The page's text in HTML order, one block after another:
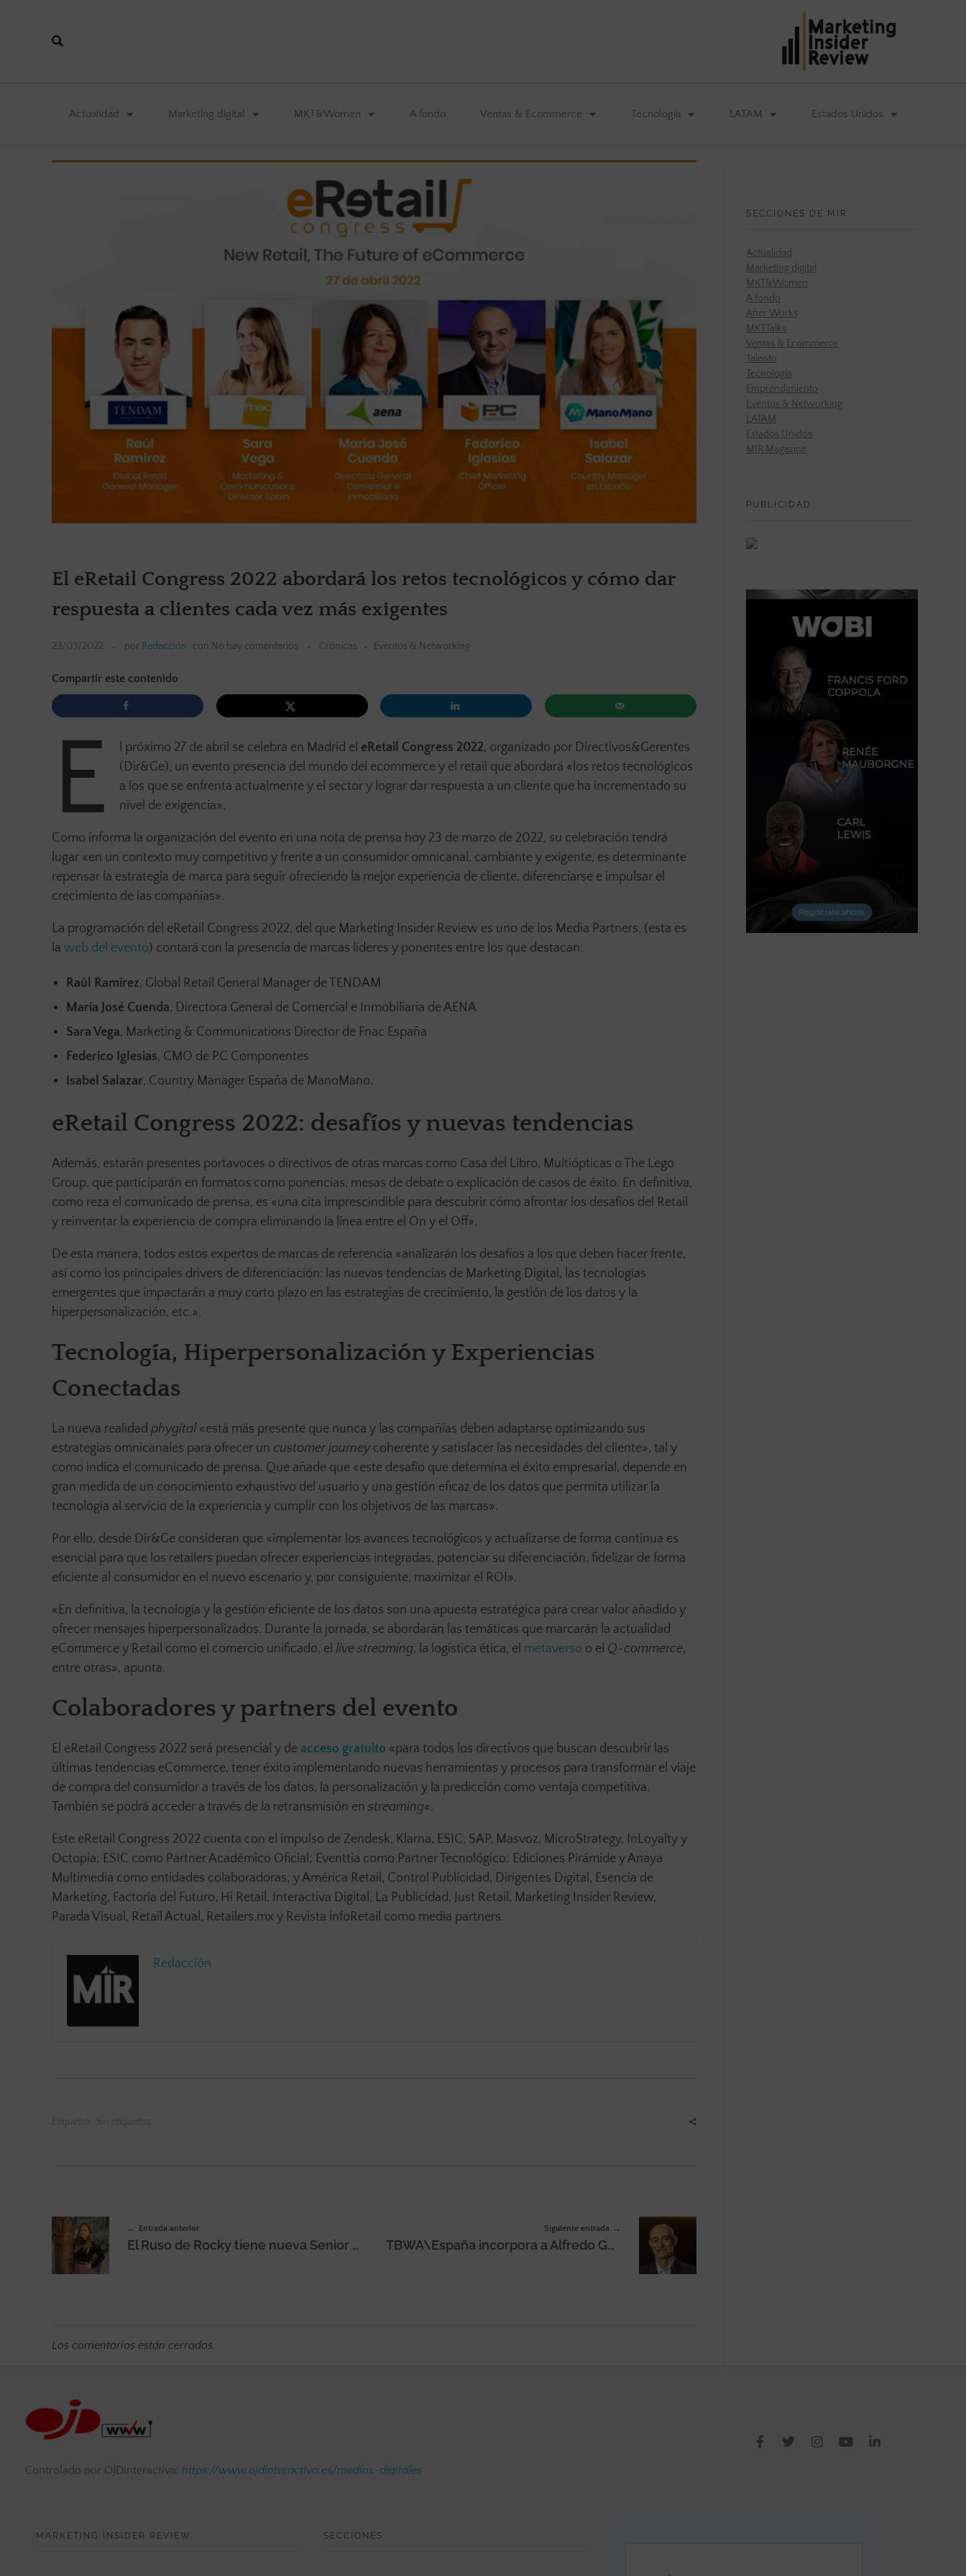
Actualidad Marketing digital MKT&Women A fondo Ventas & Ecommerce Tecnología LATAM Estados Unidos
El eRetail Congress 2022 abordará los retos tecnológicos y cómo dar
respuesta a clientes cada vez más exigentes
23/03/2022 por Redacción con No hay comentarios Crónicas Eventos & Networking
Compartir este contenido
E l próximo 27 de abril se celebra en Madrid el eRetail Congress 2022, organizado por Directivos&Gerentes
(Dir&Ge), un evento presencia del mundo del ecommerce y el retail que abordará «los retos tecnológicos
a los que se enfrenta actualmente y el sector y lograr dar respuesta a un cliente que ha incrementado su
nivel de exigencia».
Como informa la organización del evento en una nota de prensa hoy 23 de marzo de 2022, su celebración tendrá
lugar «en un contexto muy competitivo y frente a un consumidor omnicanal, cambiante y exigente, es determinante
repensar la estrategia de marca para seguir ofreciendo la mejor experiencia de cliente, diferenciarse e impulsar el
crecimiento de las compañías».
La programación del eRetail Congress 2022, del que Marketing Insider Review es uno de los Media Partners, (esta es
la web del evento) contará con la presencia de marcas líderes y ponentes entre los que destacan:
Raúl Ramírez, Global Retail General Manager de TENDAM
María José Cuenda, Directora General de Comercial e Inmobiliaria de AENA
Sara Vega, Marketing & Communications Director de Fnac España
Federico Iglesias, CMO de PC Componentes
Isabel Salazar, Country Manager España de ManoMano.
eRetail Congress 2022: desafíos y nuevas tendencias
Además, estarán presentes portavoces o directivos de otras marcas como Casa del Libro, Multiópticas o The Lego
Group, que participarán en formatos como ponencias, mesas de debate o explicación de casos de éxito. En definitiva,
como reza el comunicado de prensa, es «una cita imprescindible para descubrir cómo afrontar los desafíos del Retail
y reinventar la experiencia de compra eliminando la línea entre el On y el Off».
De esta manera, todos estos expertos de marcas de referencia «analizarán los desafíos a los que deben hacer frente,
así como los principales drivers de diferenciación: las nuevas tendencias de Marketing Digital, las tecnologías
emergentes que impactarán a muy corto plazo en las estrategias de crecimiento, la gestión de los datos y la
hiperpersonalización, etc.».
Tecnología, Hiperpersonalización y Experiencias
Conectadas
La nueva realidad phygital «está más presente que nunca y las compañías deben adaptarse optimizando sus
estrategias omnicanales para ofrecer un customer journeycoherente y satisfacer las necesidades del cliente», tal y
como indica el comunicado de prensa. Que añade que «este desafío que determina el éxito empresarial, depende en
gran medida de un conocimiento exhaustivo del usuario y una gestión eficaz de los datos que permita utilizar la
tecnología al servicio de la experiencia y cumplir con los objetivos de las marcas».
Por ello, desde Dir&Ge consideran que «implementar los avances tecnológicos y actualizarse de forma continua es
esencial para que los retailers puedan ofrecer experiencias integradas, potenciar su diferenciación, fidelizar de forma
eficiente al consumidor en el nuevo escenario y, por consiguiente, maximizar el ROI».
«En definitiva, la tecnología y la gestión eficiente de los datos son una apuesta estratégica para crear valor añadido y
ofrecer mensajes hiperpersonalizados. Durante la jornada, se abordarán las temáticas que marcarán la actualidad
eCommerce y Retail como el comercio unificado, el live streaming, la logística ética, el metaverso o el Q-commerce,
entre otras», apunta.
Colaboradores y partners del evento
El eRetail Congress 2022 será presencial y de acceso gratuito «para todos los directivos que buscan descubrir las
últimas tendencias eCommerce, tener éxito implementando nuevas herramientas y procesos para transformar el viaje
de compra del consumidor a través de los datos, la personalización y la predicción como ventaja competitiva.
También se podrá acceder a través de la retransmisión en streaming«.
Este eRetail Congress 2022 cuenta con el impulso de Zendesk, Klarna, ESIC, SAP, Masvoz, MicroStrategy, InLoyalty y
Octopia; ESIC como Partner Académico Oficial; Eventtia como Partner Tecnológico; Ediciones Pirámide y Anaya
Multimedia como entidades colaboradoras; y América Retail, Control Publicidad, Dirigentes Digital, Esencia de
Marketing, Factoría del Futuro, Hi Retail, Interactiva Digital, La Publicidad, Just Retail, Marketing Insider Review,
Parada Visual, Retail Actual, Retailers.mx y Revista infoRetail como media partners.
Redacción
Etiquetas: Sin etiquetas
Entrada anterior
El Ruso de Rocky tiene nueva Senior Strategist: Laura Alfaya
Siguiente entrada
TBWA\España incorpora a Alfredo González como Business Leader para McDonald’s
Los comentarios están cerrados.
SECCIONES DE MIR
Actualidad
Marketing digital
MKT&Women
A fondo
After Works
MKTTalks
Ventas & Ecommerce
Talento
Tecnología
Emprendimiento
Eventos & Networking
LATAM
Estados Unidos
MIR Magazine
PUBLICIDAD
Controlado por OJDinteractiva: https://www.ojdinteractiva.es/medios-digitales
MARKETING INSIDER REVIEW SECCIONES